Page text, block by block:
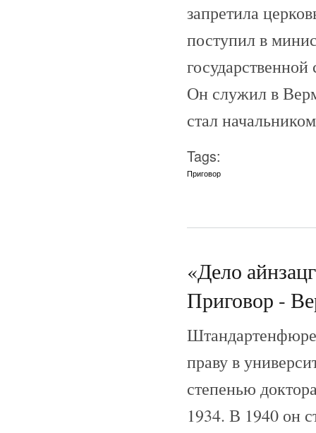
запретила
поступил в
Он служил в
стал
Tags:
Приговор
«Дело
Приговор -
праву в
степенью
1934. В 1940 он